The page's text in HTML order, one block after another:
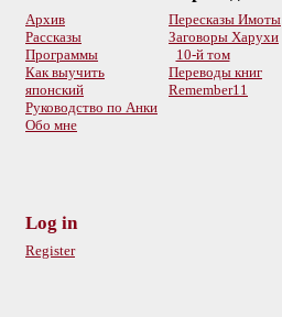
Архив
Рассказы
Программы
Как выучить
японский
Руководство по Анки
Обо мне
Пересказы Имоты
Заговоры Харухи
10-й том
Переводы книг
Remember11
Log in
Register